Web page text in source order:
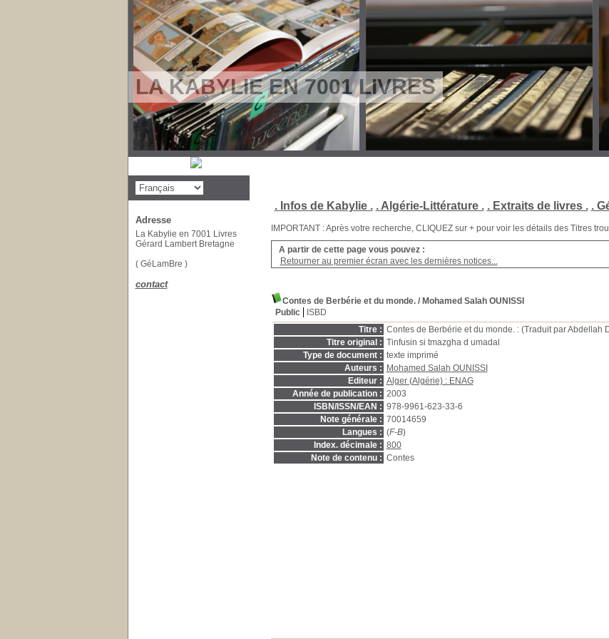
LA KABYLIE EN 7001 LIVRES
. Infos de Kabylie . . Algérie-Littérature . . Extraits de livres . .
IMPORTANT : Après votre recherche, CLIQUEZ sur + pour voir les détails des Titres
A partir de cette page vous pouvez :
Retourner au premier écran avec les dernières notices...
Contes de Berbérie et du monde./ Mohamed Salah OUNISSI
Public
ISBD
Titre : Contes de Berbérie et du monde. : (Traduit par Abdellah
Titre original : Tinfusin si tmazgha d umadal
Type de document : texte imprimé
Auteurs :
Mohamed Salah OUNISSI
Editeur : Alger (Algérie) : ENAG
Année de publication : 2003
ISBN/ISSN/EAN : 978-9961-623-33-6
Note générale : 70014659
Langues : (F-B)
Index. décimale : 800
Note de contenu : Contes
Adresse
La Kabylie en 7001 Livres
Gérard Lambert Bretagne
( GéLamBre )
contact